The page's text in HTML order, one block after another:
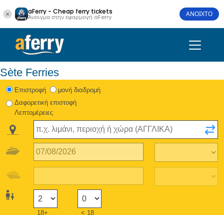
aFerry - Cheap ferry tickets
Άνοιγμα στην εφαρμογή aFerry ΑΝΟΙΧΤΟ
Sète Ferries
Eπιστροφή
μονή διαδρομή
Δαφορετική επιστοφή
Λεπτομέρειες
18+ < 18